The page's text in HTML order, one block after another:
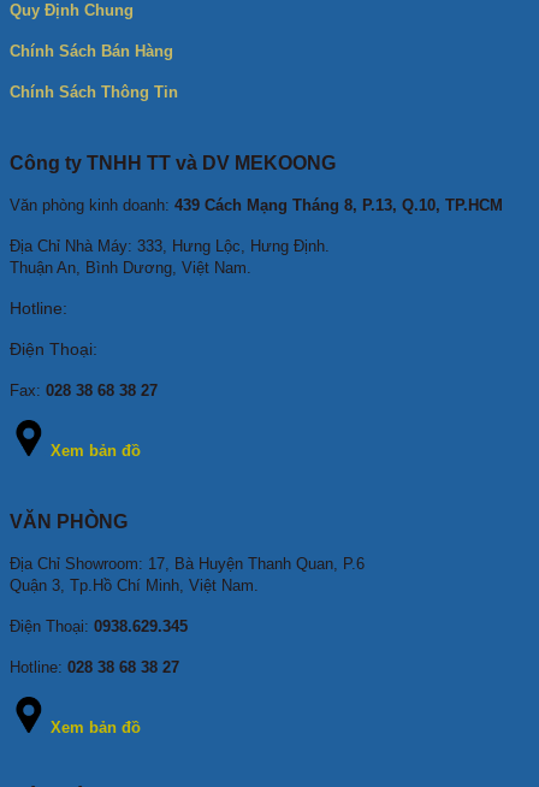
Quy Định Chung
Chính Sách Bán Hàng
Chính Sách Thông Tin
Công ty TNHH TT và DV MEKOONG
Văn phòng kinh doanh: 439 Cách Mạng Tháng 8, P.13, Q.10, TP.HCM
Địa Chỉ Nhà Máy: 333, Hưng Lộc, Hưng Định.
Thuận An, Bình Dương, Việt Nam.
Hotline:
Điện Thoại:
Fax: 028 38 68 38 27
Xem bản đồ
VĂN PHÒNG
Địa Chỉ Showroom: 17, Bà Huyện Thanh Quan, P.6
Quận 3, Tp.Hồ Chí Minh, Việt Nam.
Điện Thoại: 0938.629.345
Hotline: 028 38 68 38 27
Xem bản đồ